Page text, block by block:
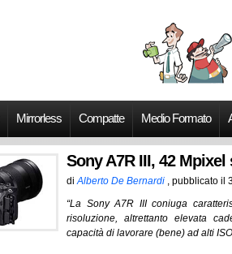
Mirrorless Compatte Medio Formato
Sony A7R III, 42
diAlberto De Bernardi , pubblicato il
“La Sony A7R III coniuga
risoluzione, altrettanto elevata
capacità di lavorare (bene) ad alti